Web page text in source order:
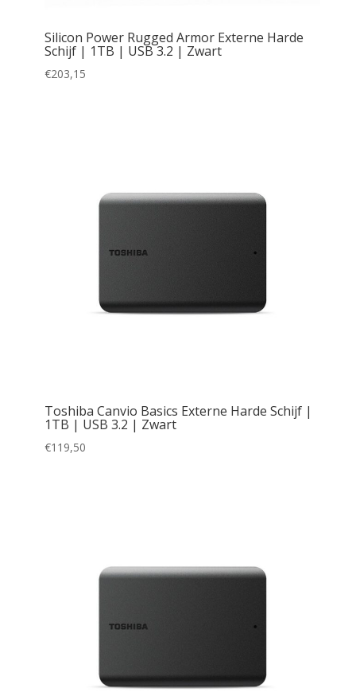
Silicon Power Rugged Armor Externe Harde
Schijf | 1TB | USB 3.2 | Zwart
€203,15
Toshiba Canvio Basics Externe Harde Schijf |
1TB | USB 3.2 | Zwart
€119,50